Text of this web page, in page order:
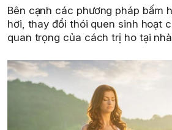
Bên cạnh các phương pháp bấm
hơi, thay đổi thói quen sinh hoạt
quan trọng của cách trị ho tại